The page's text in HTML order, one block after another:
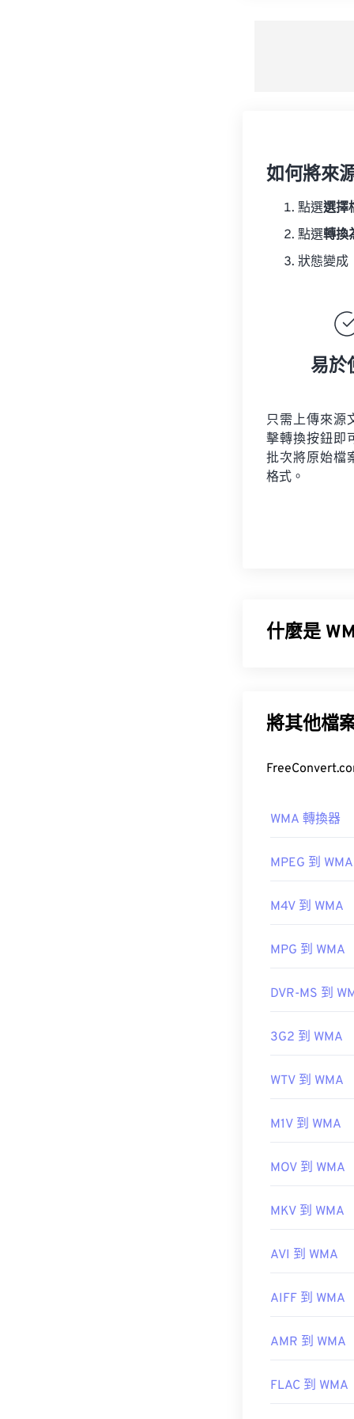
如何將來
點選選擇
點選轉換
狀態變成
易於
只需上傳來源
擊轉換按鈕即
批次將原始檔
格式。
什麼是
新版本：WMA
如何開啟
檔案的預設程
WMA
其他可以開啟
https://
將其他檔
WMA 轉換器
MPEG 到 WMA
M4V 到 WMA
MPG 到 WMA
DVR-MS 到
3G2 到 WMA
WTV 到 WMA
M1V 到 WMA
MOV 到 WMA
MKV 到 WMA
AVI 到 WMA
AIFF 到 WMA
AMR 到 WMA
FLAC 到 WMA